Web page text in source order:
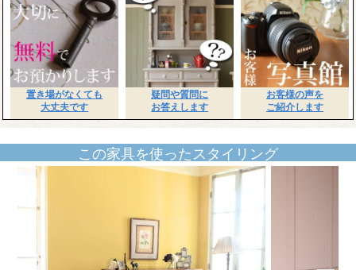
置き場がなくても
大丈夫です
疑問や質問に
お答えします
お客様の声を
ご紹介します
この家具を使ったスタイリング